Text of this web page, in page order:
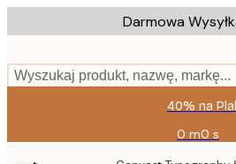
to
content.
Darmowa
Wyszukaj produkt, nazwę, markę...
40% na
0 m0 s
Ważny